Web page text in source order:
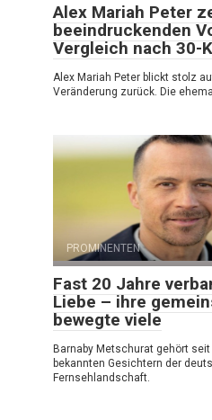
Alex Mariah Peter
beeindruckenden
Vergleich nach 30-
Alex Mariah Peter blickt stolz
Veränderung zurück. Die
PROMINENTEN
Fast 20 Jahre
Liebe – ihre
bewegte viele
Barnaby Metschurat gehört
bekannten Gesichtern der
Fernsehlandschaft.